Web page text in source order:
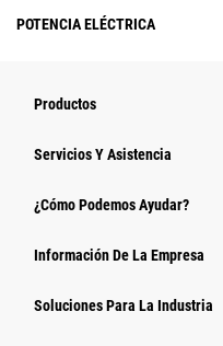
POTENCIA ELÉCTRICA
Productos
Servicios Y Asistencia
¿Cómo Podemos Ayudar?
Información De La Empresa
Soluciones Para La Industria